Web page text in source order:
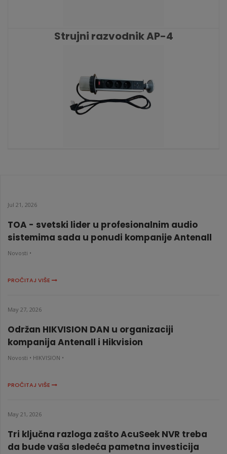
Strujni razvodnik AP-4
Jul 21, 2026
TOA - svetski lider u profesionalnim audio
sistemima sada u ponudi kompanije Antenall
Novosti •
PROČITAJ VIŠE
May 27, 2026
Održan HIKVISION DAN u organizaciji
kompanija Antenall i Hikvision
Novosti • HIKVISION •
PROČITAJ VIŠE
May 21, 2026
Tri ključna razloga zašto AcuSeek NVR treba
da bude vaša sledeća pametna investicija